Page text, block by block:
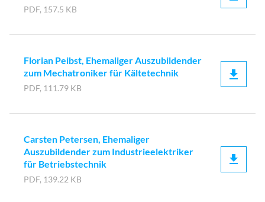
PDF, 157.5 KB
Florian Peibst, Ehemaliger Auszubildender
zum Mechatroniker für Kältetechnik
PDF, 111.79 KB
Carsten Petersen, Ehemaliger
Auszubildender zum Industrieelektriker
für Betriebstechnik
PDF, 139.22 KB